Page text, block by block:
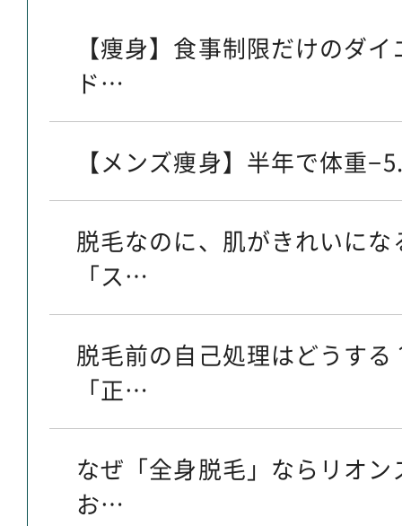
【痩身】食事制限だけのダ
ド…
【メンズ痩身】半年で体重
脱毛なのに、肌がきれいに
「ス…
脱毛前の自己処理はどうす
「正…
なぜ「全身脱毛」ならリオ
お…